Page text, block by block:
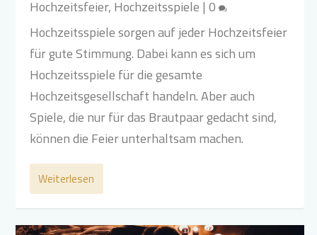
Hochzeitsfeier, Hochzeitsspiele |0
Hochzeitsspiele sorgen auf jeder Hochzeitsfeier
für gute Stimmung. Dabei kann es sich um
Hochzeitsspiele für die gesamte
Hochzeitsgesellschaft handeln. Aber auch
Spiele, die nur für das Brautpaar gedacht sind,
können die Feier unterhaltsam machen.
Weiterlesen